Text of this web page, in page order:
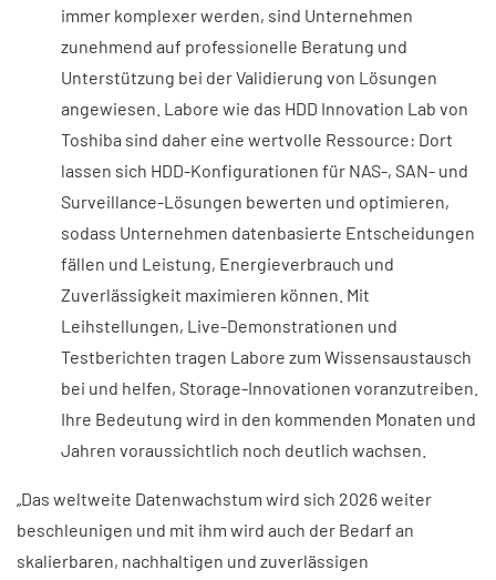
immer komplexer werden, sind Unternehmen
zunehmend auf professionelle Beratung und
Unterstützung bei der Validierung von Lösungen
angewiesen. Labore wie das HDD Innovation Lab von
Toshiba sind daher eine wertvolle Ressource: Dort
lassen sich HDD-Konfigurationen für NAS-, SAN- und
Surveillance-Lösungen bewerten und optimieren,
sodass Unternehmen datenbasierte Entscheidungen
fällen und Leistung, Energieverbrauch und
Zuverlässigkeit maximieren können. Mit
Leihstellungen, Live-Demonstrationen und
Testberichten tragen Labore zum Wissensaustausch
bei und helfen, Storage-Innovationen voranzutreiben.
Ihre Bedeutung wird in den kommenden Monaten und
Jahren voraussichtlich noch deutlich wachsen.
„Das weltweite Datenwachstum wird sich 2026 weiter
beschleunigen und mit ihm wird auch der Bedarf an
skalierbaren, nachhaltigen und zuverlässigen